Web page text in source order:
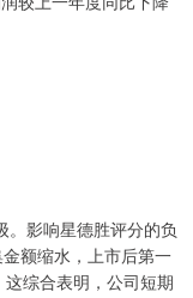
影响星德胜评分的负
额缩水，上市后第一
综合表明，公司短期